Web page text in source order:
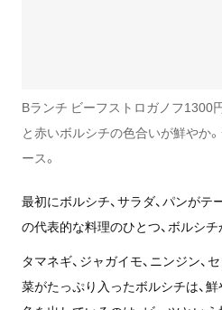
Bランチ ビーフストロガノフ1300
と赤いボルシチの色合いが鮮やか
ース。
最初にボルシチ、サラダ、パンが
の代表的な料理のひとつ、ボルシチ
タマネギ、ジャガイモ、ニンジン、
菜がたっぷり入ったボルシチは、